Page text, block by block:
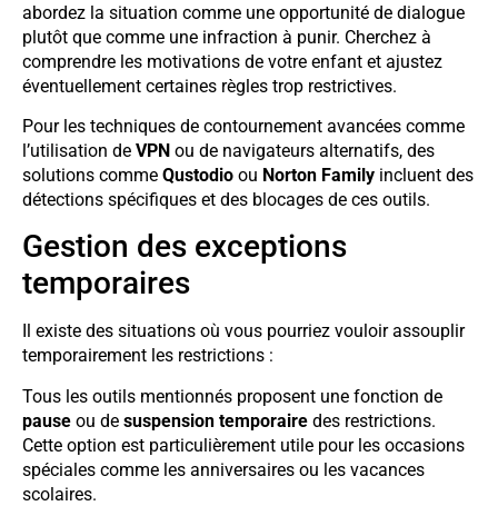
abordez la situation comme une opportunité de dialogue
plutôt que comme une infraction à punir. Cherchez à
comprendre les motivations de votre enfant et ajustez
éventuellement certaines règles trop restrictives.
Pour les techniques de contournement avancées comme
l’utilisation de VPN ou de navigateurs alternatifs, des
solutions comme Qustodio ou Norton Family incluent des
détections spécifiques et des blocages de ces outils.
Gestion des exceptions
temporaires
Il existe des situations où vous pourriez vouloir assouplir
temporairement les restrictions :
Tous les outils mentionnés proposent une fonction de
pause ou de suspension temporaire des restrictions.
Cette option est particulièrement utile pour les occasions
spéciales comme les anniversaires ou les vacances
scolaires.